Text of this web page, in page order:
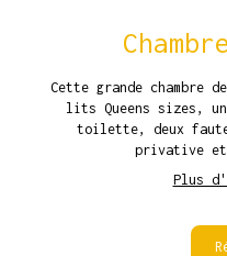
Cette grande chambre
lits Queens sizes,
toilette, deux
privative
Plus